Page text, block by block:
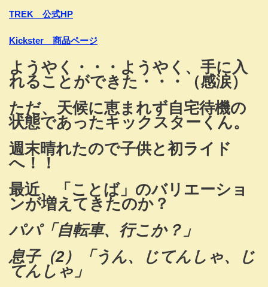
TREK 公式HP
Kickster 商品ページ
ようやく・・・ようやく、手に入
れることができた・・・（感涙）
ただ、天候に恵まれず自宅待機の
状態であったキックスターくん。
週末晴れたので子供と初ライド
へ！！
最近、「ことば」のバリエーショ
ンが増えてきたのか？
パパ「自転車、行こか？」
息子（2）「うん、じてんしゃ、じ
てんしゃ」